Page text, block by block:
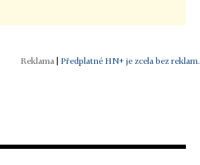
| Předplatné HN+ je zcela bez reklam.